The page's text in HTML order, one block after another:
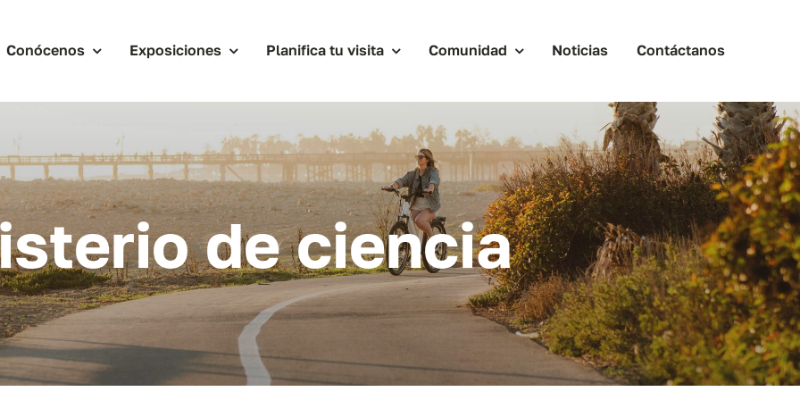
Conócenos Exposiciones Planifica tu visita Comunidad Noticias Contáctanos
de ciencia